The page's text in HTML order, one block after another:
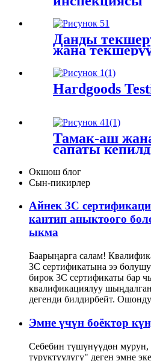
Данды
жана
Hardgoods
Тамак-аш
сапаты
Окшош блог
Сын-пикирлер
Айнек 3C
кантип аныктоого
ыкма
Баарыңарга салам!
3С сертификатына ээ
бирок 3С сертификаты бар
квалификациялуу
дегенди билдирбейт.
Эмне үчүн боёктор
Себебин түшүнүүдөн мурун,
туруктуулугу" деген эмне